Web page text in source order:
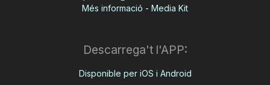
Més informació - Media Kit
Descarrega't l'APP:
Disponible per iOS i Android